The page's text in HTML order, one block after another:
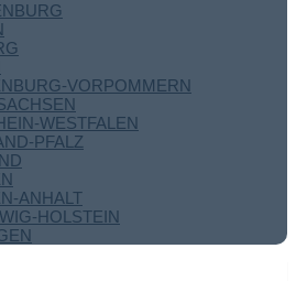
VORPOMMERN
WESTFALEN
PFALZ
ANHALT
HOLSTEIN